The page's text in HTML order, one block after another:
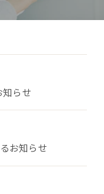
らせ
お知らせ